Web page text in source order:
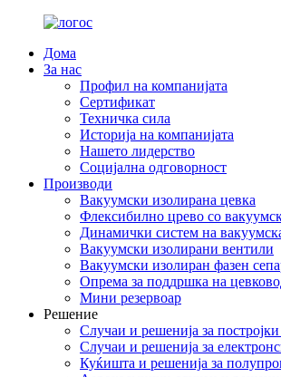
Дома
За нас
Профил на компанијата
Сертификат
Техничка сила
Историја на компанијата
Нашето лидерство
Социјална одговорност
Производи
Вакуумски изолирана цевка
Флексибилно црево со
Динамички систем на
Вакуумски изолирани вентили
Вакуумски изолиран фазен
Опрема за поддршка на
Мини резервоар
Решение
Случаи и решенија за
Случаи и решенија за
Куќишта и решенија за